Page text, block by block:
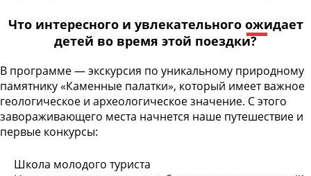
Что интересного и увлекательного ожидает
детей во время этой поездки?
В программе — экскурсия по уникальному природному
памятнику «Каменные палатки», который имеет важное
геологическое и археологическое значение. С этого
завораживающего места начнется наше путешествие и
первые конкурсы:
Школа молодого туриста